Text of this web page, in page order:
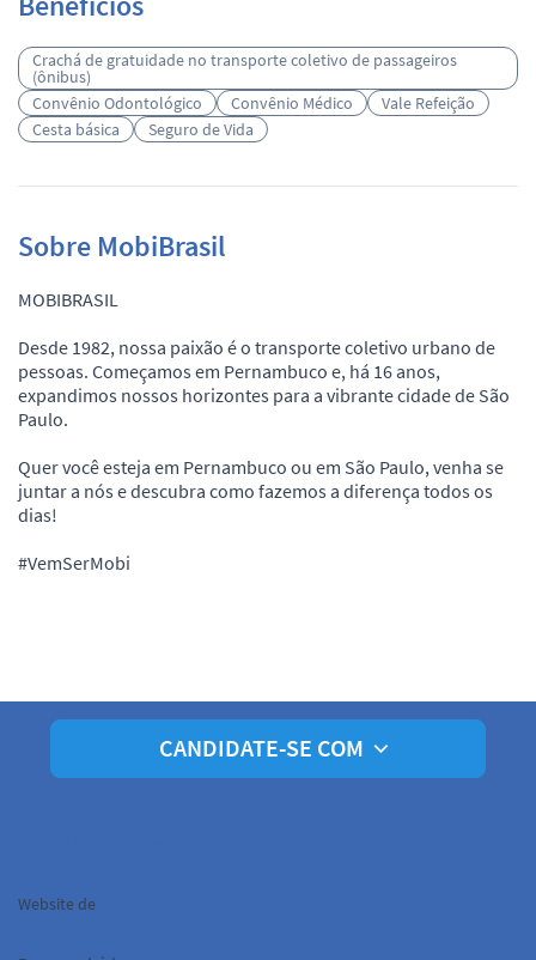
Crachá de gratuidade no transporte coletivo de passageiros
(ônibus)
Convênio Odontológico
Convênio Médico
Vale Refeição
Cesta básica
Seguro de Vida
Sobre MobiBrasil
MOBIBRASIL
Desde 1982, nossa paixão é o transporte coletivo urbano de
pessoas. Começamos em Pernambuco e, há 16 anos,
expandimos nossos horizontes para a vibrante cidade de São
Paulo.
Quer você esteja em Pernambuco ou em São Paulo, venha se
juntar a nós e descubra como fazemos a diferença todos os
dias!
#VemSerMobi
CANDIDATE-SE COM
Website de